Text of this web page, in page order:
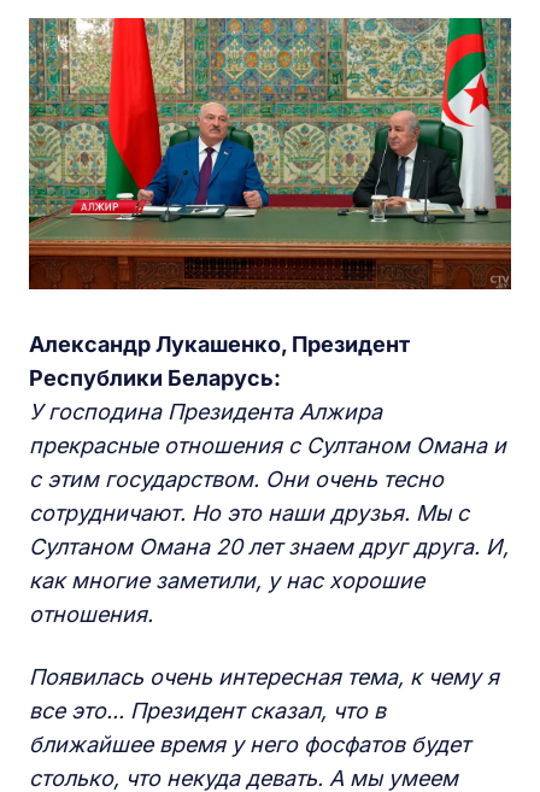
Александр Лукашенко, Президент
Республики Беларусь:
У господина Президента Алжира
прекрасные отношения с Султаном Омана и
с этим государством. Они очень тесно
сотрудничают. Но это наши друзья. Мы с
Султаном Омана 20 лет знаем друг друга. И,
как многие заметили, у нас хорошие
отношения.
Появилась очень интересная тема, к чему я
все это... Президент сказал, что в
ближайшее время у него фосфатов будет
столько, что некуда девать. А мы умеем